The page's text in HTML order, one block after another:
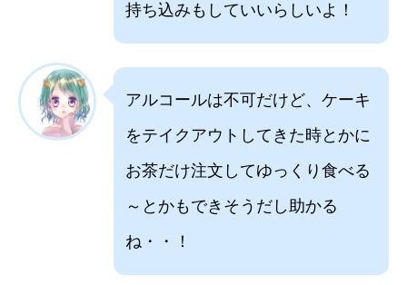
持ち込みもしていいらしいよ！
アルコールは不可だけど、ケーキ
をテイクアウトしてきた時とかに
お茶だけ注文してゆっくり食べる
～とかもできそうだし助かる
ね・・！